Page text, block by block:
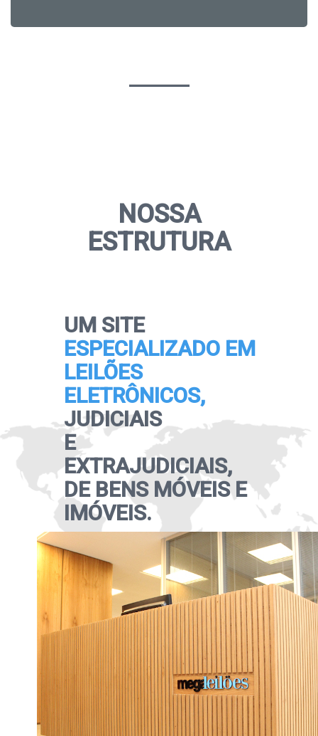
NOSSA
ESTRUTURA
UM SITE
ESPECIALIZADO EM
LEILÕES
ELETRÔNICOS,
JUDICIAIS
E
EXTRAJUDICIAIS,
DE BENS MÓVEIS E
IMÓVEIS.